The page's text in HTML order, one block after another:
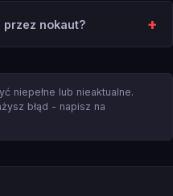
przez nokaut?
niepełne lub nieaktualne.
błąd - napisz na